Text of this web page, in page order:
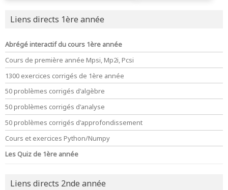
Liens directs 1ère année
Abrégé interactif du cours 1ère année
Cours de première année Mpsi, Mp2i, Pcsi
1300 exercices corrigés de 1ère année
50 problèmes corrigés d'algèbre
50 problèmes corrigés d'analyse
50 problèmes corrigés d'approfondissement
Cours et exercices Python/Numpy
Les Quiz de 1ère année
Liens directs 2nde année